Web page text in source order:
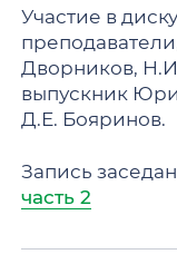
Участие в
Дворников,
выпускник
Д.Е. Бояринов.
Запись
часть 2